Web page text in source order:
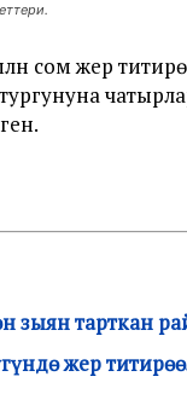
сом жер
зыян тарткан
жер